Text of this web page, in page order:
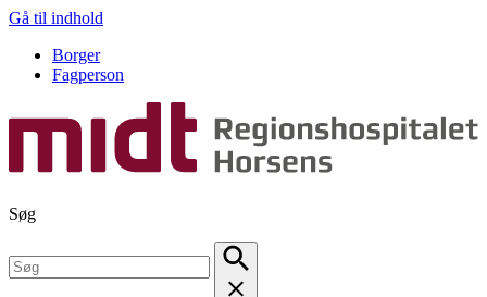
Gå til indhold
Borger
Fagperson
Søg